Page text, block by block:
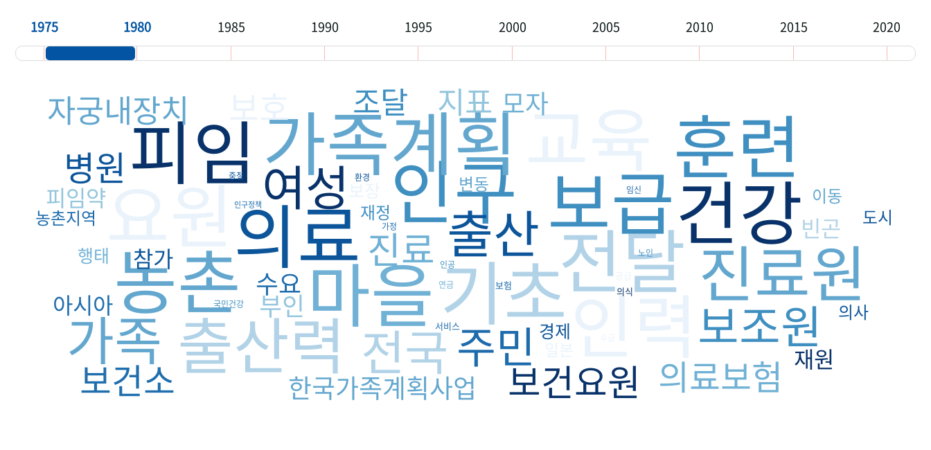
1975 1980 1985 1990 1995 2000 2005 2010 2015 2020
인구
의료
기초전달
가족계획
피임 보급건강
교육
요원
훈련
마을
농촌 인력
출산력
진료원
가족
출산
전국
여성
보조원
주민
진료
보건요원
보건소
병원
의료보험
보호
자궁내장치 지표
조달
한국가족계획사업
모자
수요
부인
아시아
참가
빈곤
피임약
재원
보장
경제
행태
변동 이동
재정 도시
농촌지역
의사
서비스
보험 의식
가정
연금
노인
국민건강
환경
임신
인공
중절
인구정책